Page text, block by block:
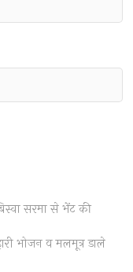
सरमा से भेंट की
भोजन व मलमूत्र डाले